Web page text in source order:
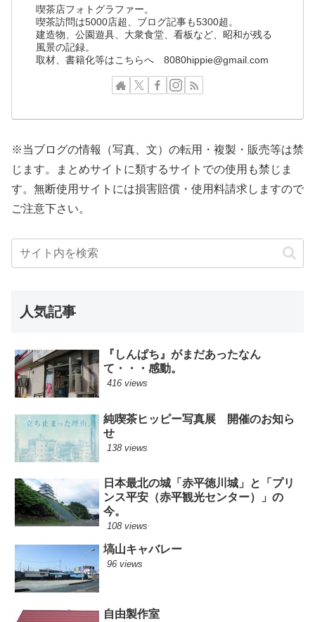
喫茶店フォトグラファー。
喫茶訪問は5000店超、ブログ記事も5300超。
建造物、公園遊具、大衆食堂、看板など、昭和が残る
風景の記録。
取材、書籍化等はこちらへ 8080hippie@gmail.com
※当ブログの情報（写真、文）の転用・複製・販売等は禁
じます。まとめサイトに類するサイトでの使用も禁じま
す。無断使用サイトには損害賠償・使用料請求しますので
ご注意下さい。
人気記事
『しんぱち』がまだあったなん
て・・・感動。
416 views
純喫茶ヒッピー写真展 開催のお知ら
せ
138 views
日本最北の城「赤平徳川城」と「プリ
ンス平安（赤平観光センター）」の
今。
108 views
塙山キャバレー
96 views
自由製作室